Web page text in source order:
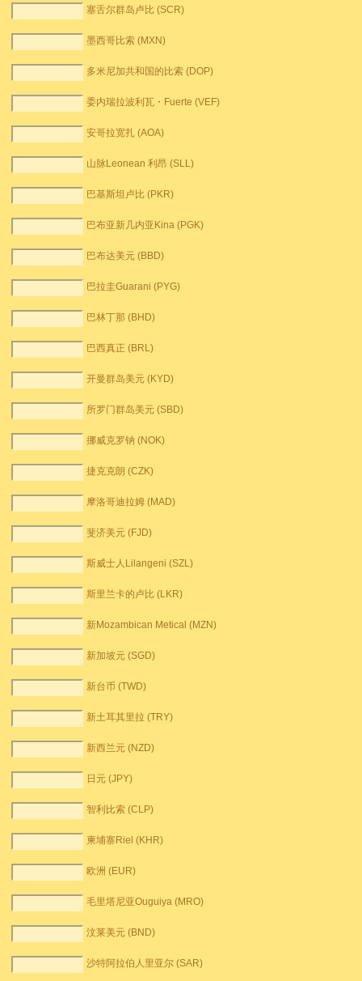
塞舌尔群岛卢比 (SCR)
墨西哥比索 (MXN)
多米尼加共和国的比索 (DOP)
委内瑞拉波利瓦・Fuerte (VEF)
安哥拉宽扎 (AOA)
山脉Leonean 利昂 (SLL)
巴基斯坦卢比 (PKR)
巴布亚新几内亚Kina (PGK)
巴布达美元 (BBD)
巴拉圭Guarani (PYG)
巴林丁那 (BHD)
巴西真正 (BRL)
开曼群岛美元 (KYD)
所罗门群岛美元 (SBD)
挪威克罗钠 (NOK)
捷克克朗 (CZK)
摩洛哥迪拉姆 (MAD)
斐济美元 (FJD)
斯威士人Lilangeni (SZL)
斯里兰卡的卢比 (LKR)
新Mozambican Metical (MZN)
新加坡元 (SGD)
新台币 (TWD)
新土耳其里拉 (TRY)
新西兰元 (NZD)
日元 (JPY)
智利比索 (CLP)
柬埔寨Riel (KHR)
欧洲 (EUR)
毛里塔尼亚Ouguiya (MRO)
汶莱美元 (BND)
沙特阿拉伯人里亚尔 (SAR)